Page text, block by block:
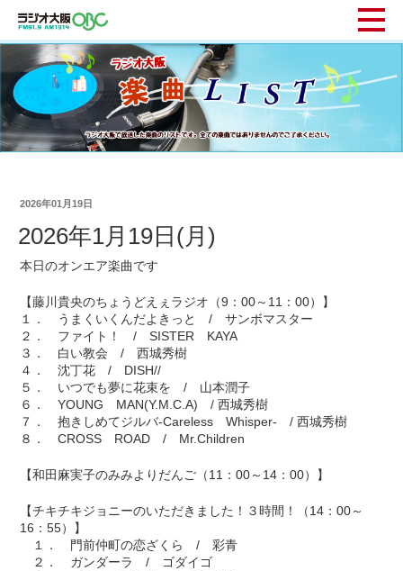
2026年01月19日
2026年1月19日(月)
本日のオンエア楽曲です
【藤川貴央のちょうどえぇラジオ（9：00～11：00）】
１． うまくいくんだよきっと / サンボマスター
２． ファイト！ / SISTER KAYA
３． 白い教会 / 西城秀樹
４． 沈丁花 / DISH//
５． いつでも夢に花束を / 山本潤子
６． YOUNG MAN(Y.M.C.A) / 西城秀樹
７． 抱きしめてジルバ‐Careless Whisper‐ / 西城秀樹
８． CROSS ROAD / Mr.Children
【和田麻実子のみみよりだんご（11：00～14：00）】
【チキチキジョニーのいただきました！３時間！（14：00～
16：55）】
１． 門前仲町の恋ざくら / 彩青
２． ガンダーラ / ゴダイゴ